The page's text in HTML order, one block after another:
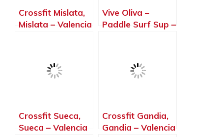
Crossfit Mislata,
Mislata – Valencia
Vive Oliva –
Paddle Surf Sup –
– Valencia
Crossfit Sueca,
Sueca – Valencia
Crossfit Gandia,
Gandia – Valencia